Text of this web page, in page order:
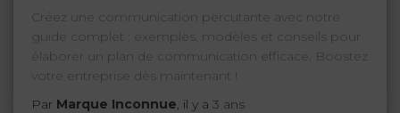
Créez une communication percutante avec notre
guide complet : exemples, modèles et conseils pour
élaborer un plan de communication efficace. Boostez
votre entreprise dès maintenant !
Par Marque Inconnue, il y a 3 ans